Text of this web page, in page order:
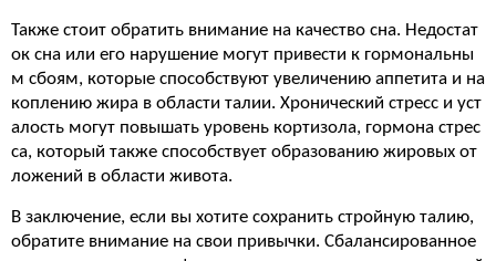
Также стоит обратить внимание на качество сна. Недостат
ок сна или его нарушение могут привести к гормональны
м сбоям, которые способствуют увеличению аппетита и на
коплению жира в области талии. Хронический стресс и уст
алость могут повышать уровень кортизола, гормона стрес
са, который также способствует образованию жировых от
ложений в области живота.
В заключение, если вы хотите сохранить стройную талию,
обратите внимание на свои привычки. Сбалансированное